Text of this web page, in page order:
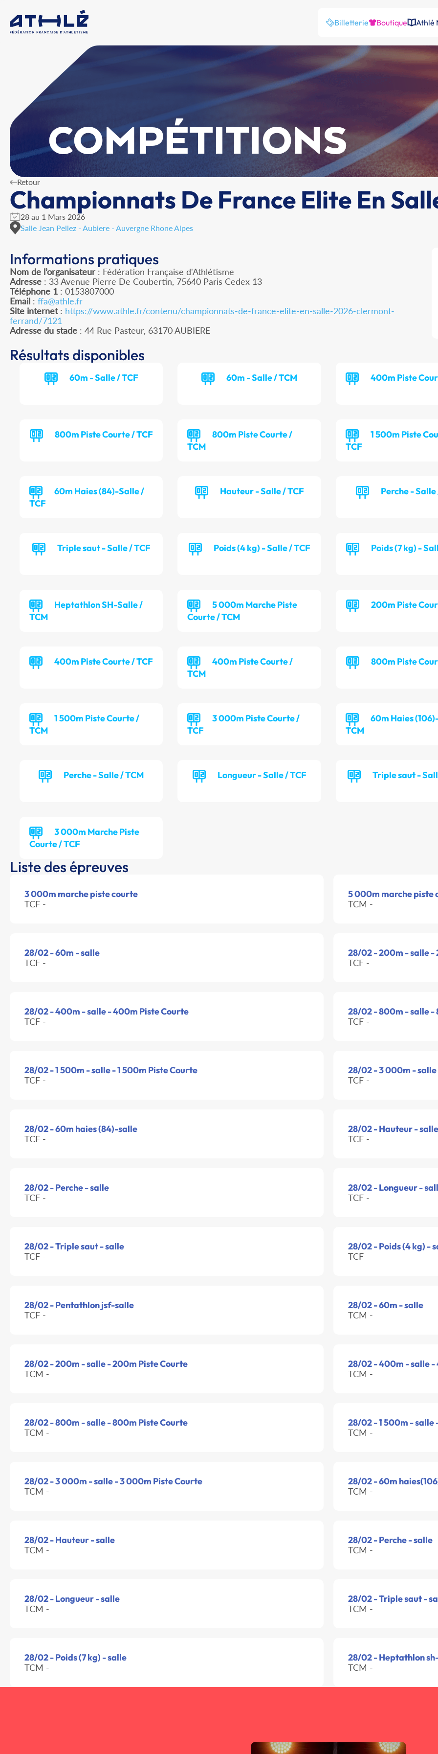
Billetterie Boutique Athlé
COMPÉTITIONS
Retour
Championnats De France Elite En
28 au 1 Mars 2026
Salle Jean Pellez - Aubiere - Auvergne Rhone Alpes
Informations pratiques
Nom de l’organisateur : Fédération Française d'Athlétisme
Adresse : 33 Avenue Pierre De Coubertin, 75640 Paris Cedex 13
Téléphone 1 : 0153807000
Email : ffa@athle.fr
Site internet: https://www.athle.fr/contenu/championnats-de-france-elite-en-salle-2026-clermont-
ferrand/7121
Adresse du stade : 44 Rue Pasteur, 63170 AUBIERE
Résultats disponibles
60m - Salle / TCF 60m - Salle / TCM 400m Piste
800m Piste Courte / TCF
800m Piste Courte /
TCM
1 500m Piste
TCF
60m Haies (84)-Salle /
TCF
Hauteur - Salle / TCF Perche - Salle
Triple saut - Salle / TCF Poids (4 kg) - Salle / TCF Poids (7 kg) -
Heptathlon SH-Salle /
TCM
5 000m Marche Piste
Courte / TCM
200m Piste
400m Piste Courte / TCF
400m Piste Courte /
TCM
800m Piste
1 500m Piste Courte /
TCM
3 000m Piste Courte /
TCF
60m Haies
TCM
Perche - Salle / TCM Longueur - Salle / TCF Triple saut -
3 000m Marche Piste
Courte / TCF
Liste des épreuves
3 000m marche piste courte
TCF -
5 000m marche piste
TCM -
28/02 - 60m - salle
TCF -
28/02 - 200m - salle -
TCF -
28/02 - 400m - salle - 400m Piste Courte
TCF -
28/02 - 800m - salle -
TCF -
28/02 - 1 500m - salle - 1 500m Piste Courte
TCF -
28/02 - 3 000m -
TCF -
28/02 - 60m haies (84)-salle
TCF -
28/02 - Hauteur - salle
TCF -
28/02 - Perche - salle
TCF -
28/02 - Longueur -
TCF -
28/02 - Triple saut - salle
TCF -
28/02 - Poids (4 kg) -
TCF -
28/02 - Pentathlon jsf-salle
TCF -
28/02 - 60m - salle
TCM -
28/02 - 200m - salle - 200m Piste Courte
TCM -
28/02 - 400m - salle -
TCM -
28/02 - 800m - salle - 800m Piste Courte
TCM -
28/02 - 1 500m - salle
TCM -
28/02 - 3 000m - salle - 3 000m Piste Courte
TCM -
28/02 - 60m
TCM -
28/02 - Hauteur - salle
TCM -
28/02 - Perche - salle
TCM -
28/02 - Longueur - salle
TCM -
28/02 - Triple saut -
TCM -
28/02 - Poids (7 kg) - salle
TCM -
28/02 - Heptathlon
TCM -